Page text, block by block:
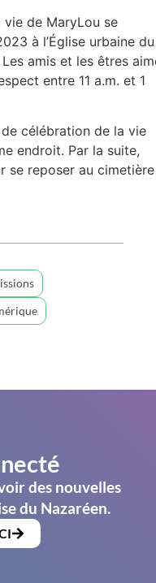
de MaryLou se
à l’Église urbaine du
amis et les êtres
entre 11 a.m. et 1
célébration de la vie
endroit. Par la suite,
se reposer au cimetière
des nouvelles
du Nazaréen.